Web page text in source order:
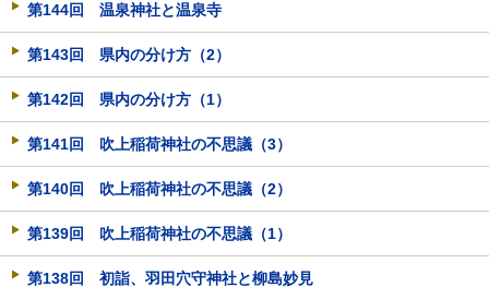
第144回 温泉神社と温泉寺
第143回 県内の分け方（2）
第142回 県内の分け方（1）
第141回 吹上稲荷神社の不思議（3）
第140回 吹上稲荷神社の不思議（2）
第139回 吹上稲荷神社の不思議（1）
第138回 初詣、羽田穴守神社と柳島妙見